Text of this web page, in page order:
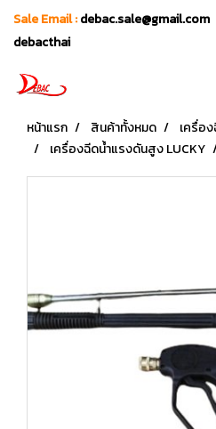
Sale Email :debac.sale@gmail.com
debacthai
หน้าแรก สินค้าทั้งหมด
เครื่อ
เครื่องฉีดน้ำแรงดันสูง LUCKY